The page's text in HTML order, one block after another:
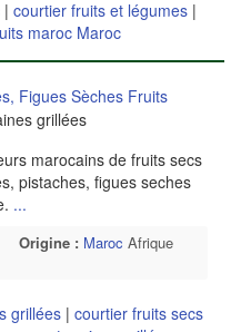
| courtier fruits et légumes |
maroc Maroc
Figues Sèches Fruits
grillées
marocains de fruits secs
pistaches, figues seches
...
Origine : Maroc Afrique
grillées | courtier fruits secs